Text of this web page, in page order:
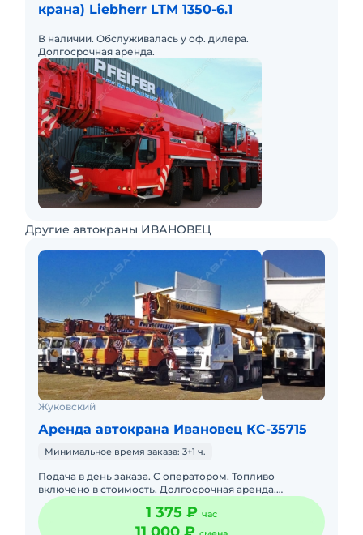
крана) Liebherr LTM 1350-6.1
В наличии. Обслуживалась у оф. дилера.
Долгосрочная аренда.
Другие автокраны ИВАНОВЕЦ
Жуковский
Аренда автокрана Ивановец КС-35715
Минимальное время заказа: 3+1 ч.
Подача в день заказа. С оператором. Топливо
включено в стоимость. Долгосрочная аренда.
Краткосрочная аренда. Бесплатная доставка на место.
Сейчас свободна.
1 375 ₽ час